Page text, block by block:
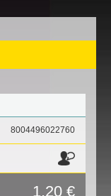
8004496022760
1,20 €